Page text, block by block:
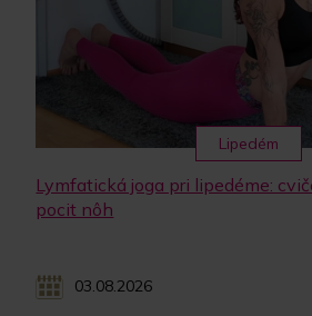
Lipedém
Lymfatická joga pri lipedéme:
pocit nôh
03.08.2026